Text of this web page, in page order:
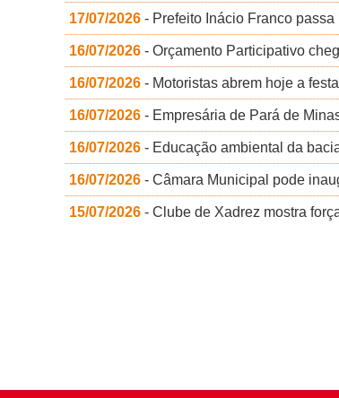
17/07/2026 - Prefeito Inácio Franco
16/07/2026 - Orçamento Participativo
16/07/2026 - Motoristas abrem hoje a
16/07/2026 - Empresária de Pará de
16/07/2026 - Educação ambiental da
16/07/2026 - Câmara Municipal pode
15/07/2026 - Clube de Xadrez mostra